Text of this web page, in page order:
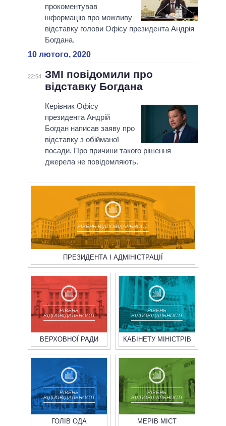
прокоментував
інформацію про можливу
відставку голови Офісу президента Андрія
Богдана.
10 лютого, 2020
22:54 ЗМІ повідомили про
відставку Богдана
Керівник Офісу
президента Андрій
Богдан написав заяву про
відставку з обійманої
посади. Про причини такого рішення
джерела не повідомляють.
РІВЕНЬ ВІДПОВІДАЛЬНОСТІ
ПРЕЗИДЕНТА І АДМІНІСТРАЦІЇ
РІВЕНЬ
ВІДПОВІДАЛЬНОСТІ
ВЕРХОВНОЇ РАДИ
РІВЕНЬ
ВІДПОВІДАЛЬНОСТІ
КАБІНЕТУ МІНІСТРІВ
РІВЕНЬ
ВІДПОВІДАЛЬНОСТІ
ГОЛІВ ОДА
РІВЕНЬ
ВІДПОВІДАЛЬНОСТІ
МЕРІВ МІСТ